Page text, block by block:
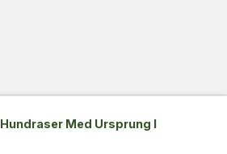
Hundraser Med Ursprung I